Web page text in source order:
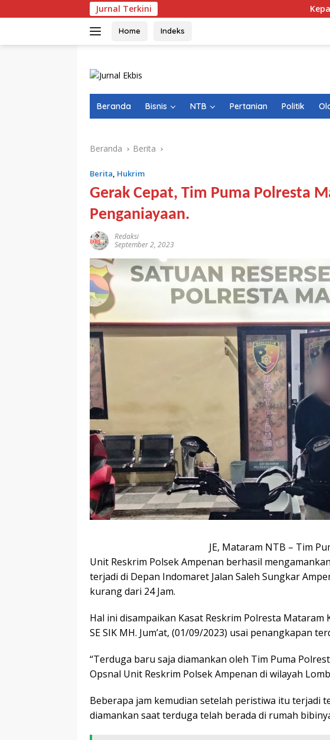
ke
Jurnal Terkini Kepala Pasar
Home Indeks
Beranda Bisnis NTB Pertanian Politik
Beranda Berita
Berita, Hukrim
Gerak Cepat, Tim Puma Polresta
Penganiayaan.
Redaksi
September 2, 2023
JE, Mataram NTB – Tim
Unit Reskrim Polsek Ampenan berhasil
terjadi di Depan Indomaret Jalan Saleh Sungkar
kurang dari 24 Jam.
Hal ini disampaikan Kasat Reskrim Polresta Mataram
SE SIK MH. Jum’at, (01/09/2023) usai penangkapan
“Terduga baru saja diamankan oleh Tim Puma
Opsnal Unit Reskrim Polsek Ampenan di wilayah
Beberapa jam kemudian setelah peristiwa itu terjadi
diamankan saat terduga telah berada di rumah